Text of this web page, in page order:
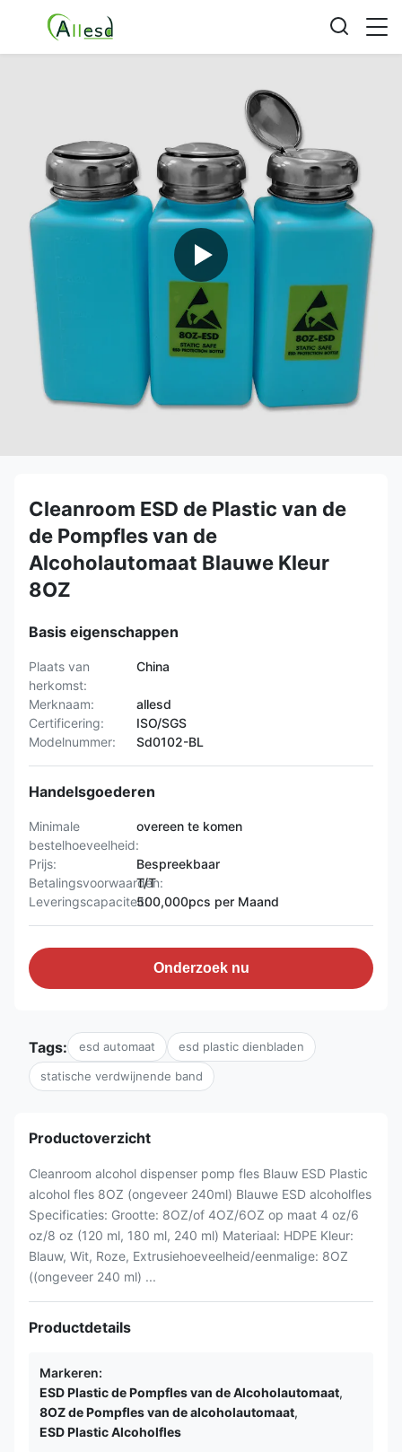
Cleanroom ESD de Plastic van de
de Pompfles van de
Alcoholautomaat Blauwe Kleur
8OZ
Basis eigenschappen
Plaats van
herkomst:
China
Merknaam:
allesd
Certificering:
ISO/SGS
Modelnummer:
Sd0102-BL
Handelsgoederen
Minimale
bestelhoeveelheid:
overeen te komen
Prijs:
Bespreekbaar
Betalingsvoorwaarden:
T/T
Leveringscapaciteit:500,000pcs per Maand
Onderzoek nu
Tags: esd automaat esd plastic dienbladen
statische verdwijnende band
Productoverzicht
Cleanroom alcohol dispenser pomp fles Blauw ESD Plastic
alcohol fles 8OZ (ongeveer 240ml) Blauwe ESD alcoholfles
Specificaties: Grootte: 8OZ/of 4OZ/6OZ op maat 4 oz/6
oz/8 oz (120 ml, 180 ml, 240 ml) Materiaal: HDPE Kleur:
Blauw, Wit, Roze, Extrusiehoeveelheid/eenmalige: 8OZ
((ongeveer 240 ml) ...
Productdetails
Markeren:
ESD Plastic de Pompfles van de Alcoholautomaat,
8OZ de Pompfles van de alcoholautomaat,
ESD Plastic Alcoholfles